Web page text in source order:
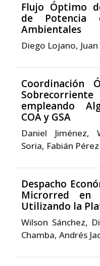
Flujo Óptimo
de Potencia
Ambientales
Diego Lojano,
Coordinación
empleando
COA y GSA
Daniel Jiménez,
Soria, Fabián Pérez
Despacho
Microrred en
Utilizando la
Wilson Sánchez,
Chamba, Andrés